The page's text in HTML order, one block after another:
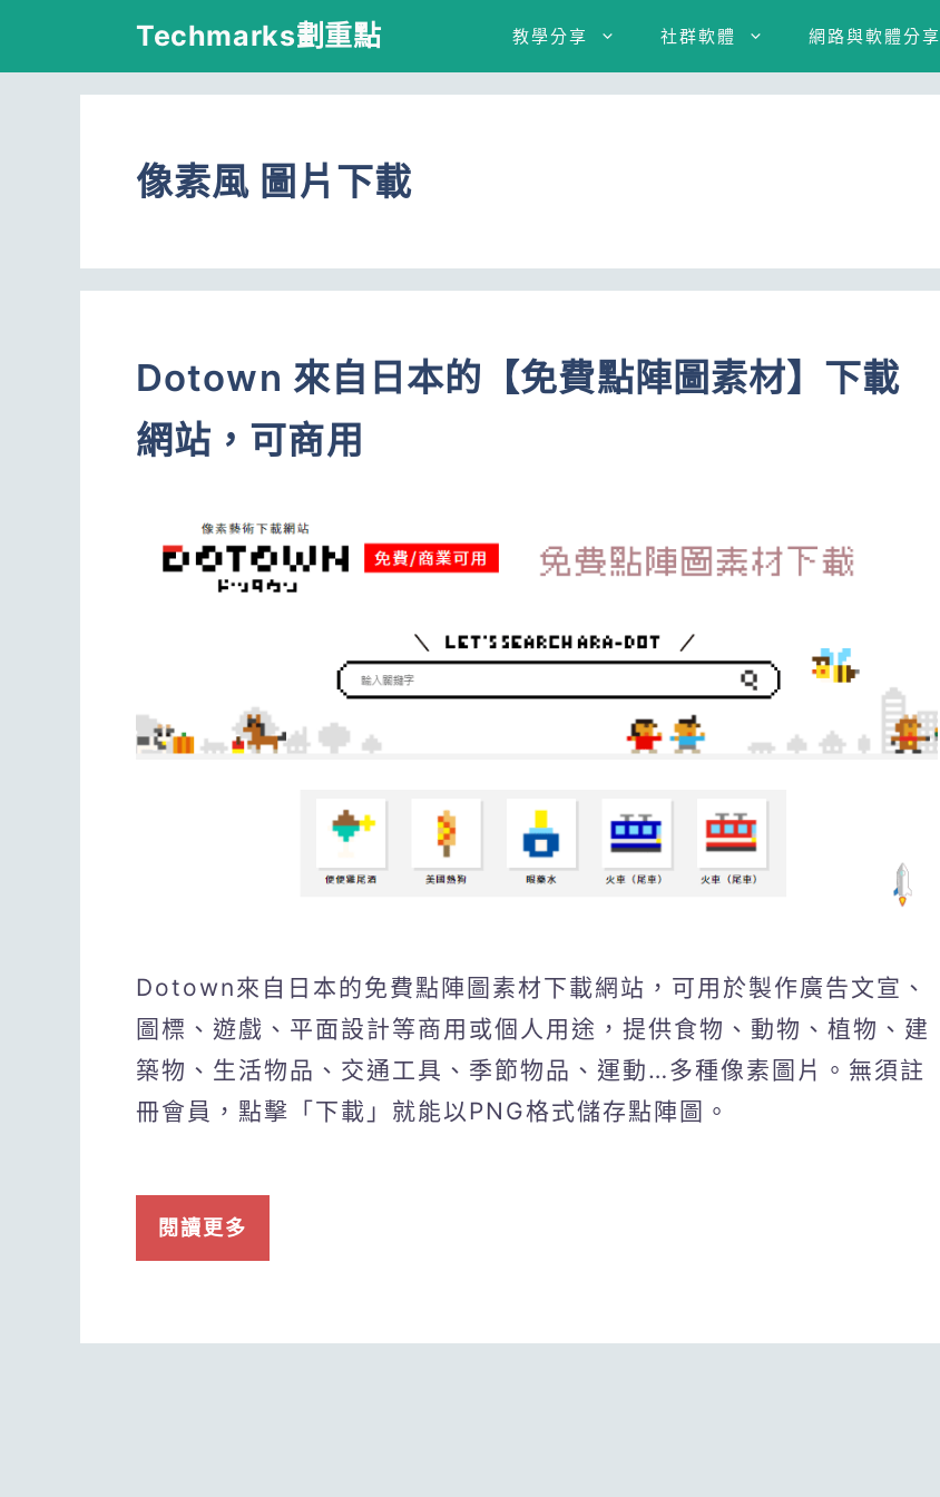
Techmarks劃重點 教學分享 社群軟體 網路與軟體分享
像素風 圖片下載
Dotown 來自日本的【免費點陣圖素材】下載
網站，可商用
Dotown來自日本的免費點陣圖素材下載網站，可用於製作廣告文宣、
圖標、遊戲、平面設計等商用或個人用途，提供食物、動物、植物、建
築物、生活物品、交通工具、季節物品、運動…多種像素圖片。無須註
冊會員，點擊「下載」就能以PNG格式儲存點陣圖。
閱讀更多